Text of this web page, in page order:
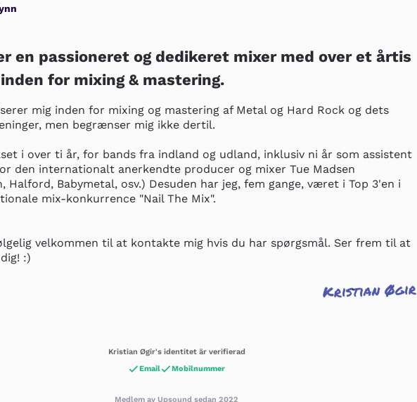
en passioneret og dedikeret mixer med over et årtis
for mixing & mastering.
mig inden for mixing og mastering af Metal og Hard Rock og dets
men begrænser mig ikke dertil.
i over ti år, for bands fra indland og udland, inklusiv ni år som assistent
den internationalt anerkendte producer og mixer Tue Madsen
Halford, Babymetal, osv.) Desuden har jeg, fem gange, været i Top 3'en i
mix-konkurrence "Nail The Mix".
velkommen til at kontakte mig hvis du har spørgsmål. Ser frem til at
:)
Kristian Øgir
Kristian Øgir's identitet är verifierad
Email
Mobilnummer
Medlem av Upsound sedan 2022